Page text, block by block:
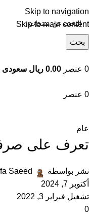
Skip to navigation
Skip to main content
بحث
0 عنصر 0.00 ريال سعودى
0 عنصر
عام
تعرف على صرفية
نشر بواسطة
Saeed
أكتوبر 7, 2024
تشغيل فبراير 3, 2022
0